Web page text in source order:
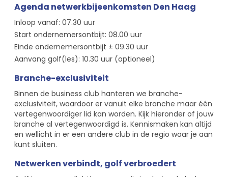
Agenda netwerkbijeenkomsten Den Haag
Inloop vanaf: 07.30 uur
Start ondernemersontbijt: 08.00 uur
Einde ondernemersontbijt ± 09.30 uur
Aanvang golf(les): 10.30 uur (optioneel)
Branche-exclusiviteit
Binnen de business club hanteren we branche-
exclusiviteit, waardoor er vanuit elke branche maar één
vertegenwoordiger lid kan worden. Kijk hieronder of jouw
branche al vertegenwoordigd is. Kennismaken kan altijd
en wellicht in er een andere club in de regio waar je aan
kunt sluiten.
Netwerken verbindt, golf verbroedert